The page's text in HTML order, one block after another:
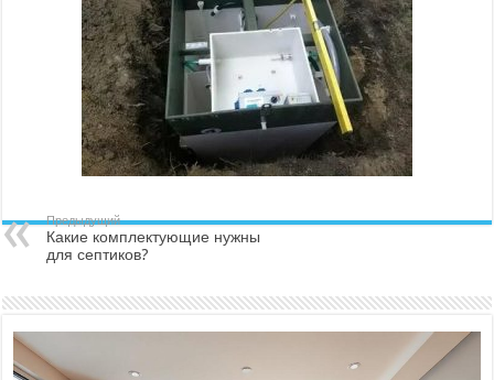
Предыдущий
Какие комплектующие нужны
для септиков?